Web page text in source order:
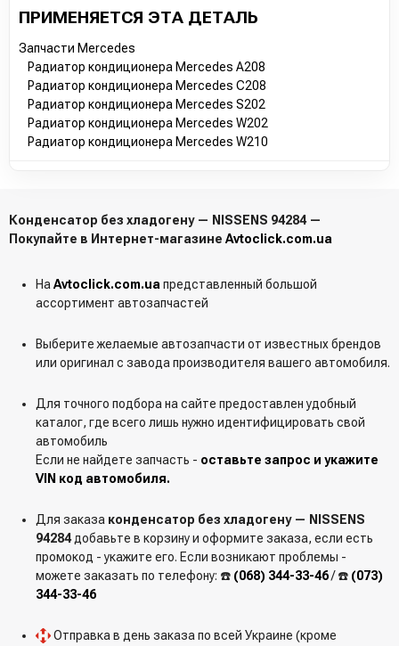
ПРИМЕНЯЕТСЯ ЭТА ДЕТАЛЬ
Запчасти Mercedes
Радиатор кондиционера Mercedes A208
Радиатор кондиционера Mercedes C208
Радиатор кондиционера Mercedes S202
Радиатор кондиционера Mercedes W202
Радиатор кондиционера Mercedes W210
Конденсатор без хладогену — NISSENS 94284 —
Покупайте в Интернет-магазине Avtoclick.com.ua
На Avtoclick.com.ua представленный большой
ассортимент автозапчастей
Выберите желаемые автозапчасти от известных брендов
или оригинал с завода производителя вашего автомобиля.
Для точного подбора на сайте предоставлен удобный
каталог, где всего лишь нужно идентифицировать свой
автомобиль
Если не найдете запчасть - оставьте запрос и укажите
VIN код автомобиля.
Для заказа конденсатор без хладогену — NISSENS
94284добавьте в корзину и оформите заказа, если есть
промокод - укажите его. Если возникают проблемы -
можете заказать по телефону: ☎️ (068) 344-33-46/ ☎️ (073)
344-33-46
Отправка в день заказа по всей Украине (кроме